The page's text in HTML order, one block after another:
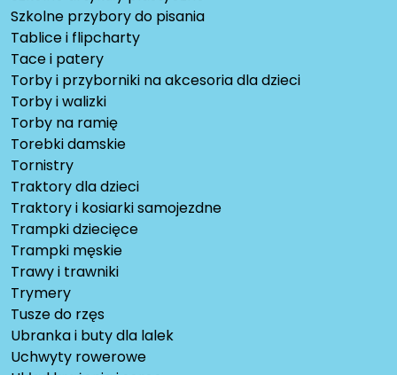
Szkolne przybory do pisania
Tablice i flipcharty
Tace i patery
Torby i przyborniki na akcesoria dla dzieci
Torby i walizki
Torby na ramię
Torebki damskie
Tornistry
Traktory dla dzieci
Traktory i kosiarki samojezdne
Trampki dziecięce
Trampki męskie
Trawy i trawniki
Trymery
Tusze do rzęs
Ubranka i buty dla lalek
Uchwyty rowerowe